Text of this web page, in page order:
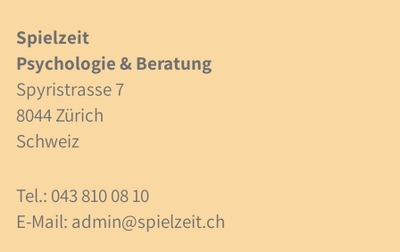
Fachpersonen
Beratung
Supervision
Kosten
Über uns
Spielzeit
Psychologie & Beratung
Spyristrasse 7
8044 Zürich
Schweiz
Tel.: 043 810 08 10
E-Mail: admin@spielzeit.ch